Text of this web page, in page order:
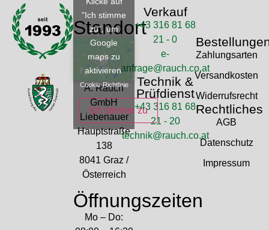
Standort
"Ich stimme
zu", um
Google
maps zu
aktivieren
Cookie-Richtlinie
Ich stimme zu
A. Rauch
GmbH
Liebenauer
Hauptstraße
138
8041 Graz /
Österreich
Öffnungszeiten
Mo – Do:
Verkauf
+43 316 81 68
21 - 0
e-
anfrage@rauch.co.at
Technik &
Prüfdienst
+43 316 81 68
21 - 20
technik@rauch.co.at
Zahlungsarten
Versandkosten
Widerrufsrecht
Rechtliches
AGB
Datenschutz
Impressum